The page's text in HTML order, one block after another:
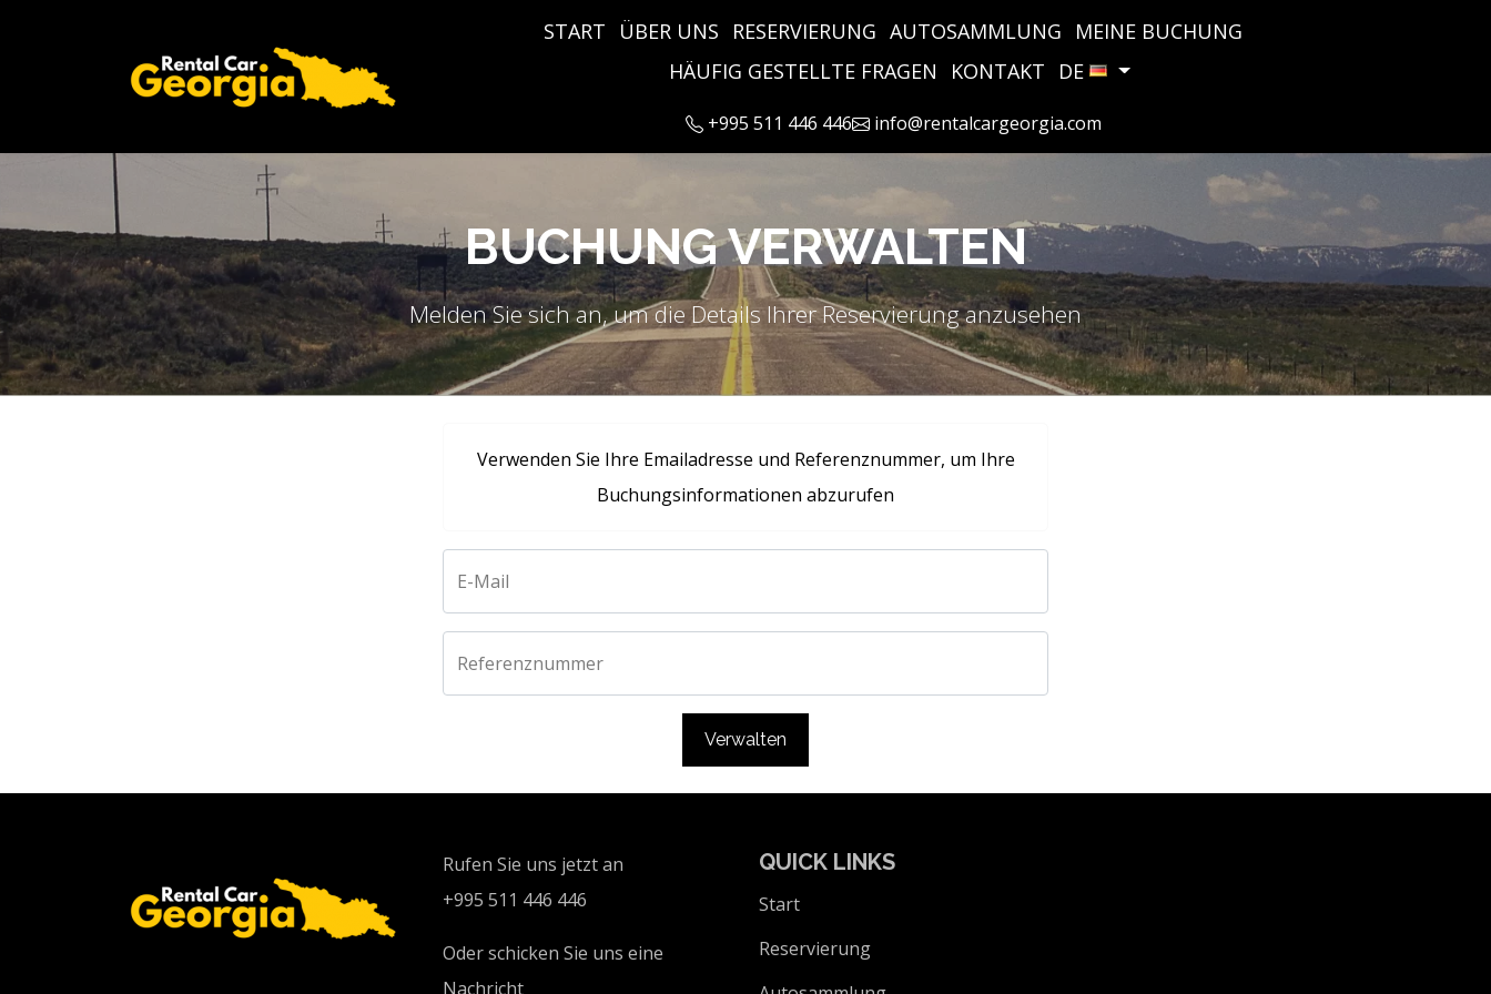
START ÜBER UNS RESERVIERUNG AUTOSAMMLUNG
MEINE BUCHUNG
HÄUFIG GESTELLTE FRAGEN
KONTAKT DE
+995 511 446 446 info@rentalcargeorgia.com
BUCHUNG VERWALTEN
Melden Sie sich an, um die Details Ihrer Reservierung anzusehen
Verwenden Sie Ihre Emailadresse und Referenznummer, um Ihre
Buchungsinformationen abzurufen
E-Mail
Referenznummer
Verwalten
Rufen Sie uns jetzt an
+995 511 446 446
Oder schicken Sie uns eine
Nachricht
QUICK LINKS
Start
Reservierung